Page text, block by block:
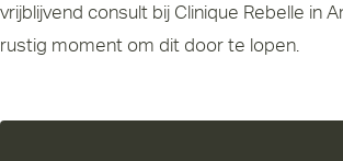
vrijblijvend consult bij Clinique Rebelle in
rustig moment om dit door te lopen.